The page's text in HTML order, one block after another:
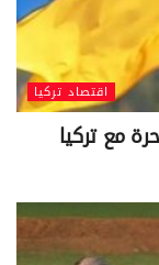
اقتصاد تركيا
مع تركيا